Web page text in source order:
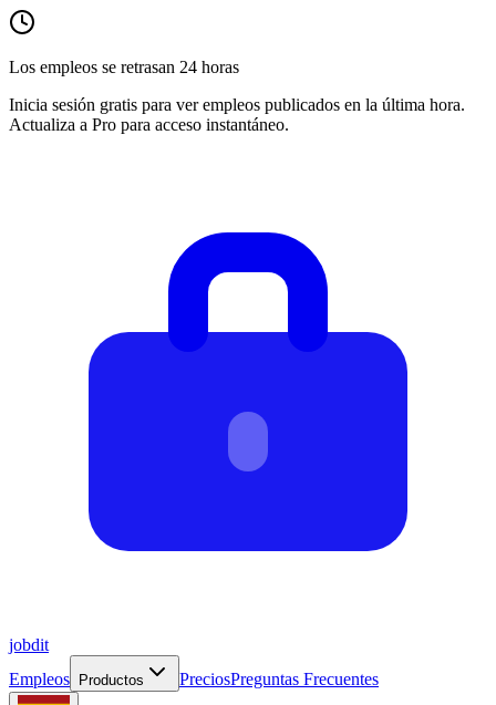
Los empleos se retrasan 24 horas
Inicia sesión gratis para ver empleos publicados en la última hora.
Actualiza a Pro para acceso instantáneo.
jobdit
Empleos
Productos PreciosPreguntas Frecuentes